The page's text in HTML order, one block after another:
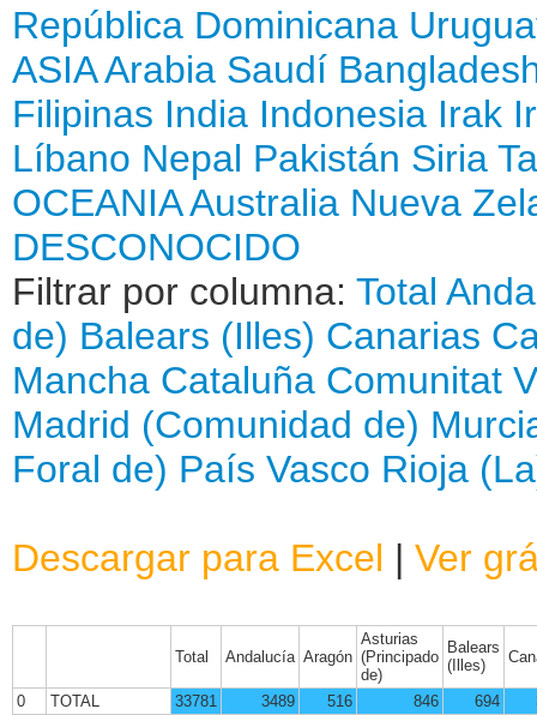
República Dominicana
ASIAArabia Saudí
Filipinas India Indonesia Irak
Líbano Nepal Pakistán Siria
OCEANIAAustralia Nueva
DESCONOCIDO
Filtrar por columna: Total
de) Balears (Illes) Canarias
Mancha Cataluña Comunitat
Madrid (Comunidad de)
Foral de) País Vasco Rioja
Descargar para Excel | Ver
Total Andalucía Aragón
Asturias
(Principado
de)
Balears
(Illes)
0 TOTAL 33781 3489 516 846 694